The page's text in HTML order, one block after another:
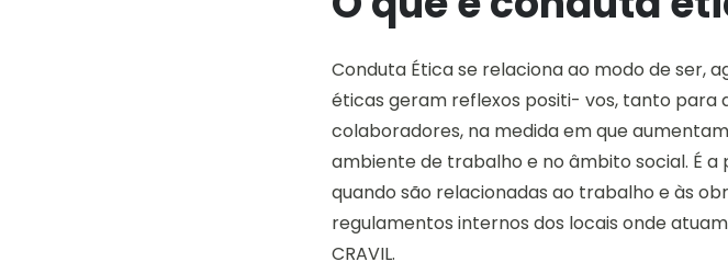
Conduta Ética se relaciona ao modo de ser,
éticas geram reflexos positi- vos, tanto para
colaboradores, na medida em que
ambiente de trabalho e no âmbito social. É a
quando são relacionadas ao trabalho e às
regulamentos internos dos locais onde
CRAVIL.